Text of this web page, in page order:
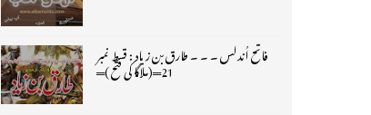
فاتح اُندلس ۔ ۔ ۔ طارق بن زیاد : قسط نمبر
21═(ملاگا کی فتح )═